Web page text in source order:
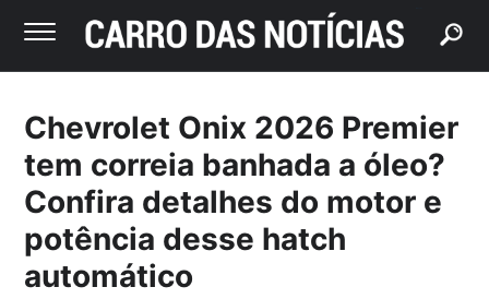
Chevrolet Onix 2026 Premier
tem correia banhada a óleo?
Confira detalhes do motor e
potência desse hatch
automático